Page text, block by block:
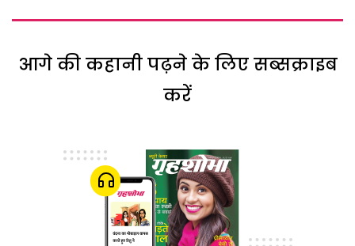
आगे की कहानी पढ़ने के लिए सब्सक्राइब
करें